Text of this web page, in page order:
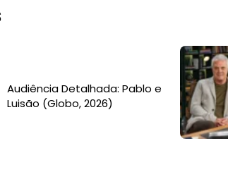
Audiência Detalhada: Pablo e
Luisão (Globo, 2026)